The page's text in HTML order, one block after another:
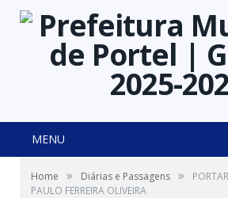
MENU
Home » Diárias e Passagens »
PAULO FERREIRA OLIVEIRA